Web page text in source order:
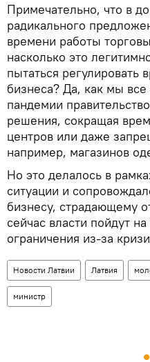
Примечательно, что в
радикального
времени работы
насколько это
пытаться регулировать
бизнеса? Да, как мы
пандемии
решения, сокращая
центров или даже
например, магазинов
Но это делалось в
ситуации и
бизнесу, страдающему
сейчас власти пойдут
ограничения из-за
Новости Латвии Латвия
министр